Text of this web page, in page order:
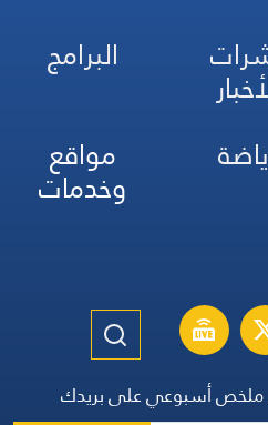
البرامج
مواقع
وخدمات
ملخص أسبوعي على بريدك